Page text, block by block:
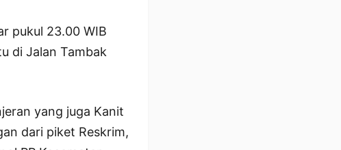
pukul 23.00 WIB
di Jalan Tambak
yang juga Kanit
dari piket Reskrim,